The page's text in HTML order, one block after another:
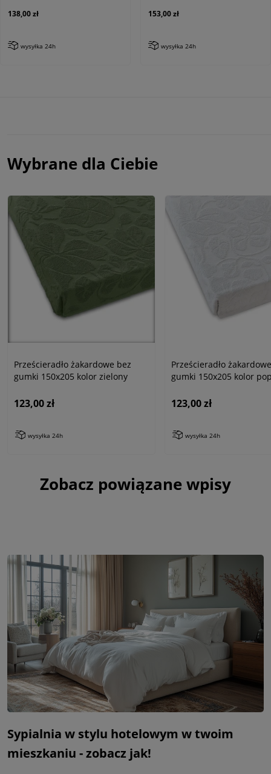
138,00 zł
wysyłka 24h
153,00 zł
wysyłka 24h
Wybrane dla Ciebie
Prześcieradło żakardowe bez
gumki 150x205 kolor zielony
123,00 zł
wysyłka 24h
Prześcieradło
gumki 150x205 kolor
123,00 zł
wysyłka 24h
Zobacz powiązane wpisy
Sypialnia w stylu hotelowym w twoim
mieszkaniu - zobacz jak!